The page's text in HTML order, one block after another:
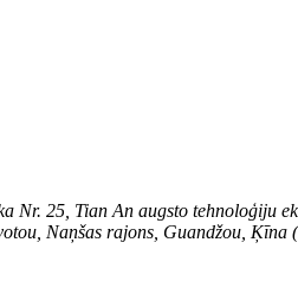
Nr. 25, Tian An augsto tehnoloģiju
Naņšas rajons, Guandžou, Ķīna